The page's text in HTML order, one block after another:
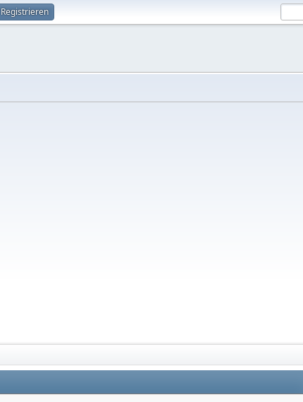
Registrieren